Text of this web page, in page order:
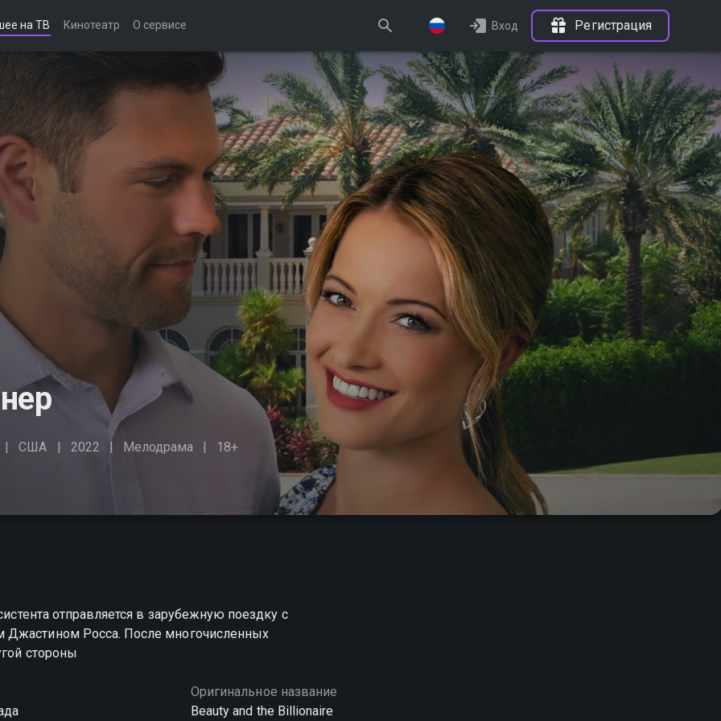
на ТВ Кинотеатр О сервисе Вход Регистрация
США 2022 Мелодрама 18+
отправляется в зарубежную поездку с
Росса. После многочисленных
стороны
Оригинальное название
Beauty and the Billionaire